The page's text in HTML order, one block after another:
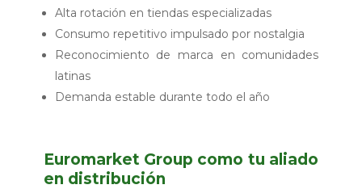
Alta rotación en tiendas especializadas
Consumo repetitivo impulsado por nostalgia
Reconocimiento de marca en comunidades
latinas
Demanda estable durante todo el año
Euromarket Group como tu aliado
en distribución